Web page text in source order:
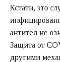
Кстати, это
антител не
Защита от
другими